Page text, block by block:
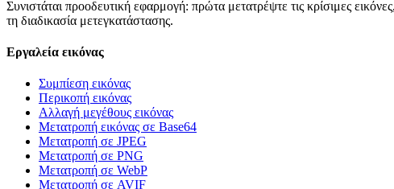
Συνιστάται προοδευτική εφαρμογή: πρώτα μετατρέψτε τις κρίσιμες
τη διαδικασία μετεγκατάστασης.
Εργαλεία εικόνας
Συμπίεση εικόνας
Περικοπή εικόνας
Αλλαγή μεγέθους εικόνας
Μετατροπή εικόνας σε Base64
Μετατροπή σε JPEG
Μετατροπή σε PNG
Μετατροπή σε WebP
Μετατροπή σε AVIF